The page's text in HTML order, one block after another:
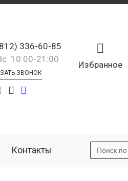
Избранное
336-60-85
10:00-21:00
ЗВОНОК
Контакты